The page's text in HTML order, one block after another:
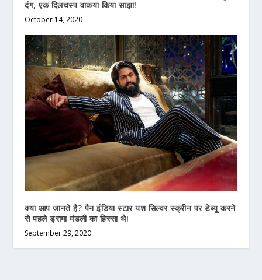
दंग, एक दिलचस्प वाकया किया साझा!
October 14, 2020
क्या आप जानते है? पैन इंडिया स्टार यश सिल्वर स्क्रीन पर डेब्यू करने
से पहले ड्रामा मंडली का हिस्सा थे!
September 29, 2020